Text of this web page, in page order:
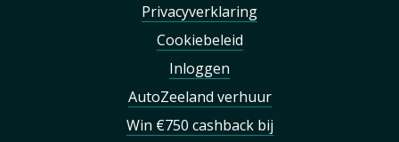
Privacyverklaring
Cookiebeleid
Inloggen
AutoZeeland verhuur
Win €750 cashback bij